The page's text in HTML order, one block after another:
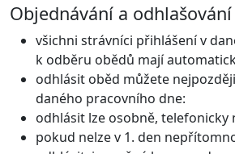
Objednávání a
všichni strávníci přihlášení v
k odběru obědů mají
odhlásit oběd můžete
daného pracovního dne:
odhlásit lze osobně, telefonicky
pokud nelze v 1. den